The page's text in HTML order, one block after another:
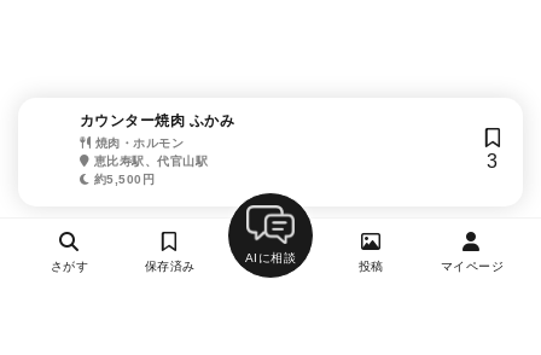
カウンター焼肉 ふかみ
焼肉・ホルモン
恵比寿駅、代官山駅
約5,500円
3
さがす 保存済み
AIに相談
投稿 マイページ